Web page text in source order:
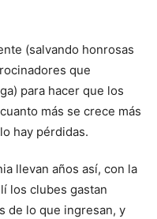
(salvando honrosas
que
para hacer que los
más se crece más
hay pérdidas.
llevan años así, con la
los clubes gastan
de lo que ingresan, y